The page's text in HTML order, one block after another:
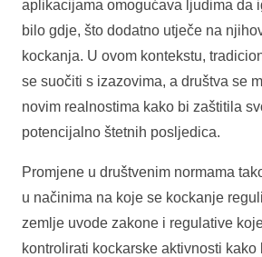
aplikacijama omogućava ljudima da
bilo gdje, što dodatno utječe na
kockanja. U ovom kontekstu,
se suočiti s izazovima, a društva se
novim realnostima kako bi zaštitila
potencijalno štetnih posljedica.
Promjene u društvenim normama
u načinima na koje se kockanje
zemlje uvode zakone i regulative
kontrolirati kockarske aktivnosti kako